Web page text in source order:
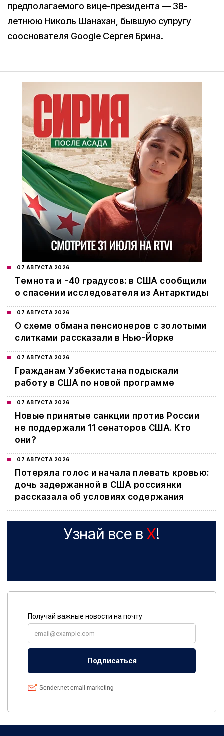
предполагаемого вице-президента — 38-
летнюю Николь Шанахан, бывшую супругу
сооснователя Google Сергея Брина.
07 АВГУСТА 2026
Темнота и -40 градусов: в США сообщили
о спасении исследователя из Антарктиды
07 АВГУСТА 2026
О схеме обмана пенсионеров с золотыми
слитками рассказали в Нью-Йорке
07 АВГУСТА 2026
Гражданам Узбекистана подыскали
работу в США по новой программе
07 АВГУСТА 2026
Новые принятые санкции против России
не поддержали 11 сенаторов США. Кто
они?
07 АВГУСТА 2026
Потеряла голос и начала плевать кровью:
дочь задержанной в США россиянки
рассказала об условиях содержания
Узнай все в X!